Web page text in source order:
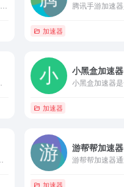
加速器
小黑盒加速器
加速器
游帮帮加速器
加速器